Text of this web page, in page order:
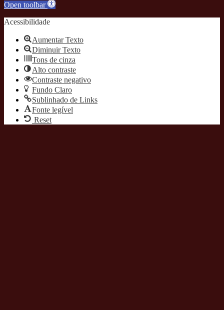
Open toolbar
Acessibilidade
Aumentar Texto
Diminuir Texto
Tons de cinza
Alto contraste
Contraste negativo
Fundo Claro
Sublinhado de Links
Fonte legível
Reset